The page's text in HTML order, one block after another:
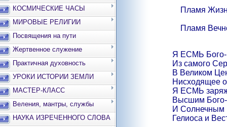
КОСМИЧЕСКИЕ ЧАСЫ
МИРОВЫЕ РЕЛИГИИ
Посвящения на пути
Жертвенное служение
Практичная духовность
УРОКИ ИСТОРИИ ЗЕМЛИ
МАСТЕР-КЛАСС
Веления, мантры, службы
НАУКА ИЗРЕЧЕННОГО СЛОВА
Пламя
Пламя
Я ЕСМЬ
Из самого
В Великом
Нисходящее
Я ЕСМЬ
Высшим
И Солнечным
Гелиоса и